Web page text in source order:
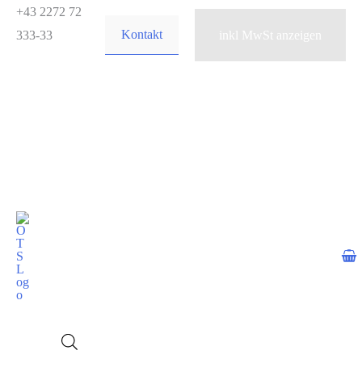
Zum
Inhalt
+43 2272 72
333-33
Kontakt